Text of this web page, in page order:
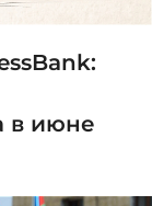
в июне